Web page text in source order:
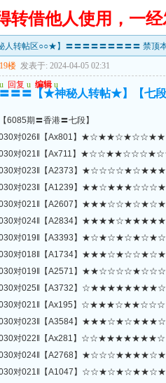
借他人使用，一
人转帖区○○★】〓〓〓〓〓〓〓〓〓 禁顶
19楼 发表于: 2024-04-05 02:31
u 回复 u 编辑 u
〓〓〓【★神秘人转帖★】
【6085期〓香港〓七段】
对026‖【Ax801】
对021‖【Ax711】
对023‖【A2373】
对023‖【A1239】
对021‖【A2607】
对024‖【A2834】
对019‖【A3393】
对018‖【A1734】
对019‖【A2571】
对025‖【A3732】
对021‖【Ax195】
对023‖【A3584】
对022‖【Ax281】
对024‖【A2768】
对021‖【A1047】